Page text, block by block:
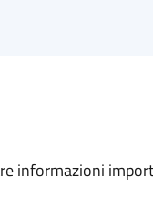
informazioni